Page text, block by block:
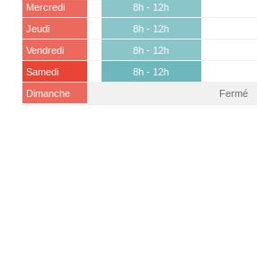
Mercredi
8h - 12h
Jeudi
8h - 12h
Vendredi
8h - 12h
Samedi
8h - 12h
Dimanche
Fermé